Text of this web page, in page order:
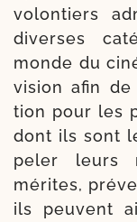
volon­tiers
diverses
monde du
vi­sion afin
tion pour les
dont ils sont
pe­ler leurs
mérites,
ils peuvent